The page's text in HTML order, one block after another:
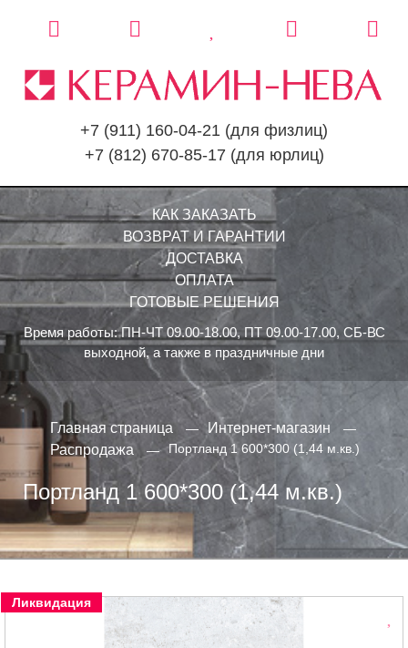
+7 (911) 160-04-21 (для физлиц)
+7 (812) 670-85-17 (для юрлиц)
КАК ЗАКАЗАТЬ
ВОЗВРАТ И ГАРАНТИИ
ДОСТАВКА
ОПЛАТА
ГОТОВЫЕ РЕШЕНИЯ
Время работы: ПН-ЧТ 09.00-18.00, ПТ 09.00-17.00, СБ-ВС
выходной, а также в праздничные дни
Главная страница
Интернет-магазин
Распродажа
Портланд 1 600*300 (1,44 м.кв.)
Портланд 1 600*300 (1,44 м.кв.)
Ликвидация